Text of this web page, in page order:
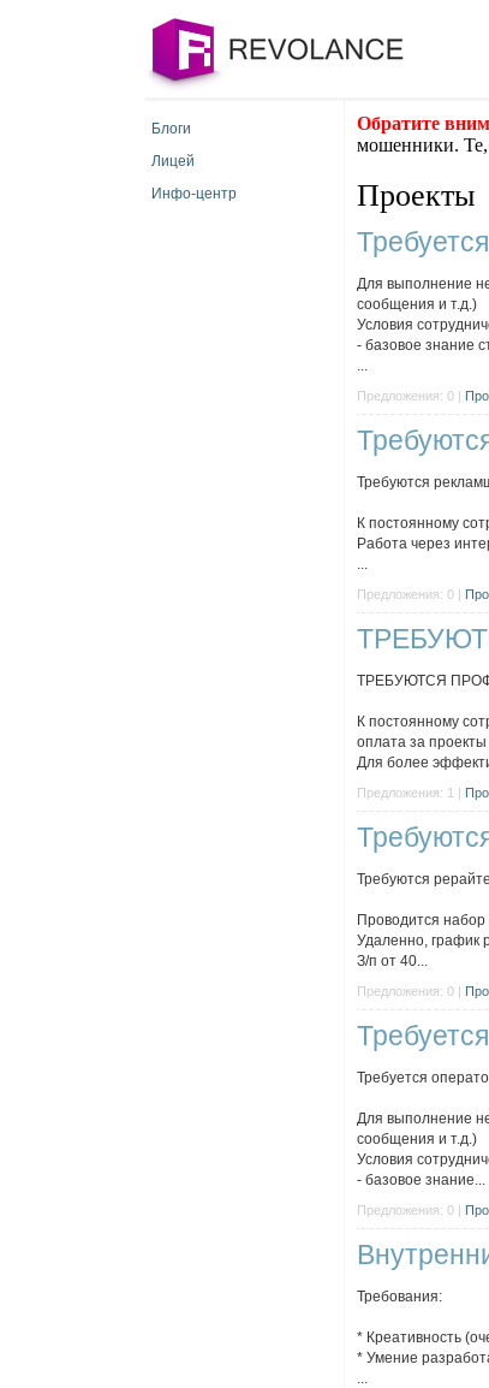
Блоги
Лицей
Инфо-центр
Обратите
мошенники. Те,
Проекты
Для выполнение
сообщения и т.д.)
Условия
- базовое знание
...
Предложения: 0 |
Требуются
К постоянному
Работа через
...
Предложения: 0 |
ТРЕБУЮТСЯ
К постоянному
оплата за
Для более
Предложения: 1 |
Требуются
Проводится
Удаленно, график
З/п от 40...
Предложения: 0 |
Требуется
Для выполнение
сообщения и т.д.)
Условия
- базовое знание...
Предложения: 0 |
Требования:
* Креативность
* Умение
...